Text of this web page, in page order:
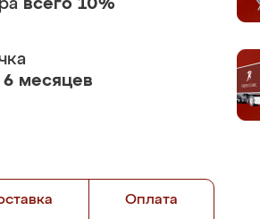
всего 10%
6 месяцев
Оплата